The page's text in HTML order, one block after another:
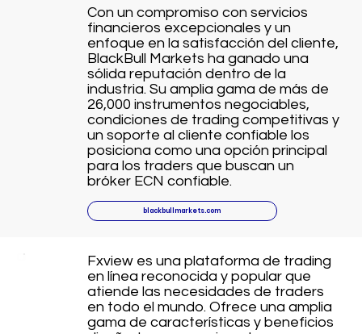
Con un compromiso con servicios
financieros excepcionales y un
enfoque en la satisfacción del cliente,
BlackBull Markets ha ganado una
sólida reputación dentro de la
industria. Su amplia gama de más de
26,000 instrumentos negociables,
condiciones de trading competitivas y
un soporte al cliente confiable los
posiciona como una opción principal
para los traders que buscan un
bróker ECN confiable.
blackbullmarkets.com
Fxview es una plataforma de trading
en línea reconocida y popular que
atiende las necesidades de traders
en todo el mundo. Ofrece una amplia
gama de características y beneficios